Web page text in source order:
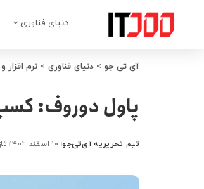
دنیای فناوری
آی تی جو > دنیای فناوری > نرم افزار
پاول دوروف: کسب
ارسال
توسط
تیم تحریریه آی‌تی‌جو ۱۰ اسفند ۱۴۰۲